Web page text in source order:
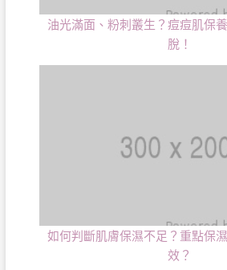
油光滿面、粉刺叢生？痘痘肌保
脫！
如何判斷肌膚保濕不足？重點保
效？